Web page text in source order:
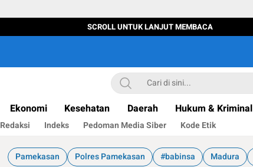
SCROLL UNTUK LANJUT MEMBACA
Ekonomi Kesehatan Daerah Hukum & Kriminal
Redaksi Indeks Pedoman Media Siber Kode Etik
Pamekasan Polres Pamekasan #babinsa Madura